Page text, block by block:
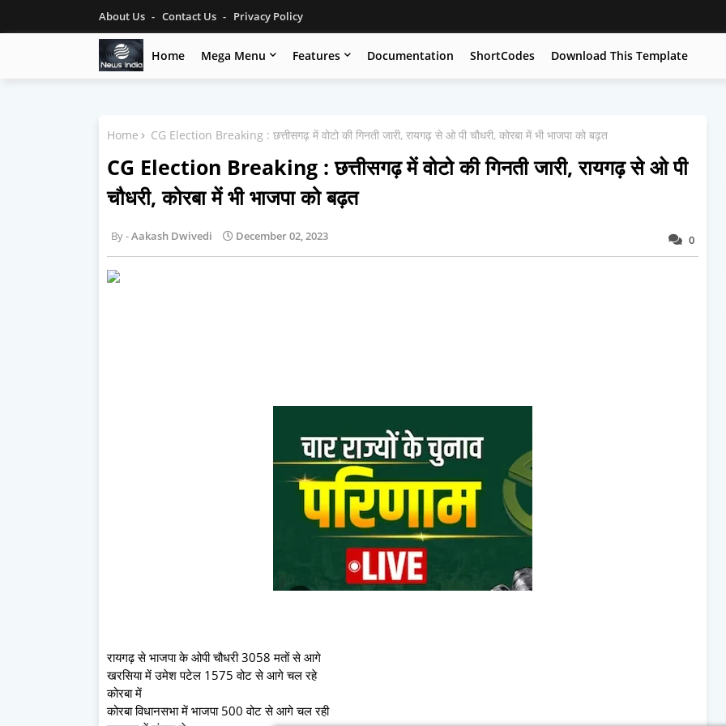
About Us Contact Us Privacy Policy
Home Mega Menu Features Documentation ShortCodes Download This Template
Home CG Election Breaking : छत्तीसगढ़ में वोटो की गिनती जारी, रायगढ़ से ओ पी चौधरी, कोरबा में भी भाजपा को बढ़त
CG Election Breaking : छत्तीसगढ़ में वोटो की गिनती जारी, रायगढ़ से ओ पी
चौधरी, कोरबा में भी भाजपा को बढ़त
0
Aakash Dwivedi December 02, 2023
रायगढ़ से भाजपा के ओपी चौधरी 3058 मतों से आगे
खरसिया में उमेश पटेल 1575 वोट से आगे चल रहे
कोरबा में
कोरबा विधानसभा में भाजपा 500 वोट से आगे चल रही